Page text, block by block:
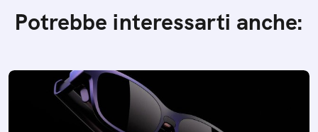
Potrebbe interessarti anche: